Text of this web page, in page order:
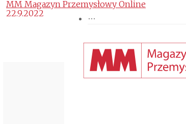
MM Magazyn Przemysłowy Online
22.9.2022